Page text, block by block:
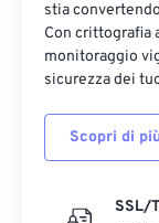
stia
Con crittografia
monitoraggio
sicurezza dei
Scopri di
SSL/